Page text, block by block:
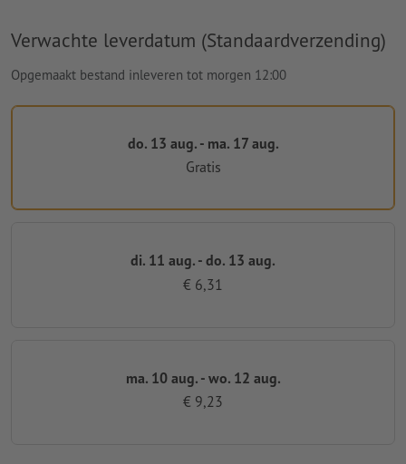
Verwachte leverdatum (Standaardverzending)
Opgemaakt bestand inleveren tot morgen 12:00
do. 13 aug. - ma. 17 aug.
Gratis
di. 11 aug. - do. 13 aug.
€ 6,31
ma. 10 aug. - wo. 12 aug.
€ 9,23